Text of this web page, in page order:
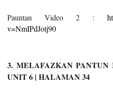
Pauntan Video 2 :
v=NmIPdJotj90
3. MELAFAZKAN
UNIT 6 | HALAMAN 34